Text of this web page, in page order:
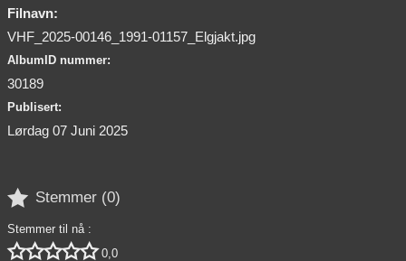
Filnavn:
VHF_2025-00146_1991-01157_Elgjakt.jpg
AlbumID nummer:
30189
Publisert:
Lørdag 07 Juni 2025
 Stemmer (0)
Stemmer til nå :
 0,0